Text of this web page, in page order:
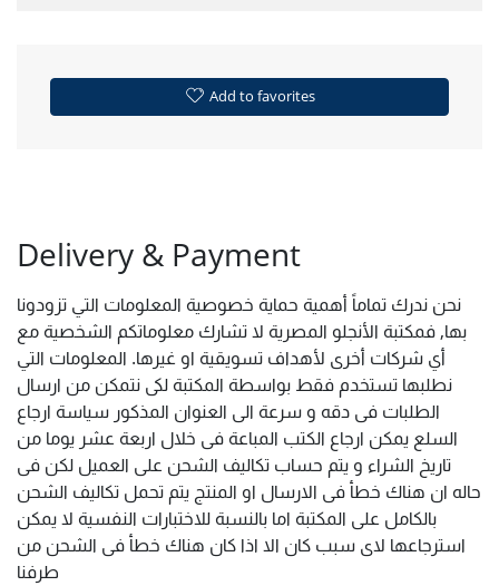
Add to favorites
Delivery & Payment
نحن ندرك تماماً أهمية حماية خصوصية المعلومات التي تزودونا
بها, فمكتبة الأنجلو المصرية لا تشارك معلوماتكم الشخصية مع
أي شركات أخرى لأهداف تسويقية او غيرها. المعلومات التي
نطلبها تستخدم فقط بواسطة المكتبة لكى نتمكن من ارسال
الطلبات فى دقه و سرعة الى العنوان المذكور سياسة ارجاع
السلع يمكن ارجاع الكتب المباعة فى خلال اربعة عشر يوما من
تاريخ الشراء و يتم حساب تكاليف الشحن على العميل لكن فى
حاله ان هناك خطأ فى الارسال او المنتج يتم تحمل تكاليف الشحن
بالكامل على المكتبة اما بالنسبة للاختبارات النفسية لا يمكن
استرجاعها لاى سبب كان الا اذا كان هناك خطأ فى الشحن من
طرفنا